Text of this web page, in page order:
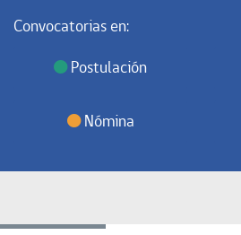
Convocatorias en:
Postulación
Nómina